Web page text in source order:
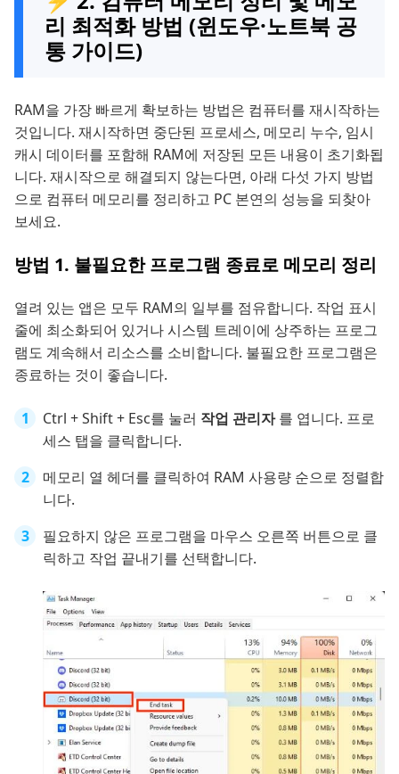
리 최적화 방법 (윈도우·노트북 공
통 가이드)
RAM을 가장 빠르게 확보하는 방법은 컴퓨터를 재시작하는
것입니다. 재시작하면 중단된 프로세스, 메모리 누수, 임시
캐시 데이터를 포함해 RAM에 저장된 모든 내용이 초기화됩
니다. 재시작으로 해결되지 않는다면, 아래 다섯 가지 방법
으로 컴퓨터 메모리를 정리하고 PC 본연의 성능을 되찾아
보세요.
방법 1. 불필요한 프로그램 종료로 메모리 정리
열려 있는 앱은 모두 RAM의 일부를 점유합니다. 작업 표시
줄에 최소화되어 있거나 시스템 트레이에 상주하는 프로그
램도 계속해서 리소스를 소비합니다. 불필요한 프로그램은
종료하는 것이 좋습니다.
Ctrl + Shift + Esc를 눌러 작업 관리자를 엽니다. 프로
세스 탭을 클릭합니다.
메모리 열 헤더를 클릭하여 RAM 사용량 순으로 정렬합
니다.
필요하지 않은 프로그램을 마우스 오른쪽 버튼으로 클
릭하고 작업 끝내기를 선택합니다.